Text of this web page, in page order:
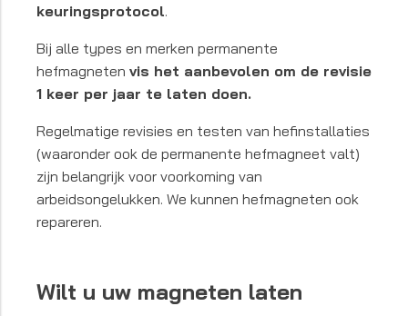
keuringsprotocol.
Bij alle types en merken permanente
hefmagneten vis het aanbevolen om de revisie
1 keer per jaar te laten doen.
Regelmatige revisies en testen van hefinstallaties
(waaronder ook de permanente hefmagneet valt)
zijn belangrijk voor voorkoming van
arbeidsongelukken. We kunnen hefmagneten ook
repareren.
Wilt u uw magneten laten